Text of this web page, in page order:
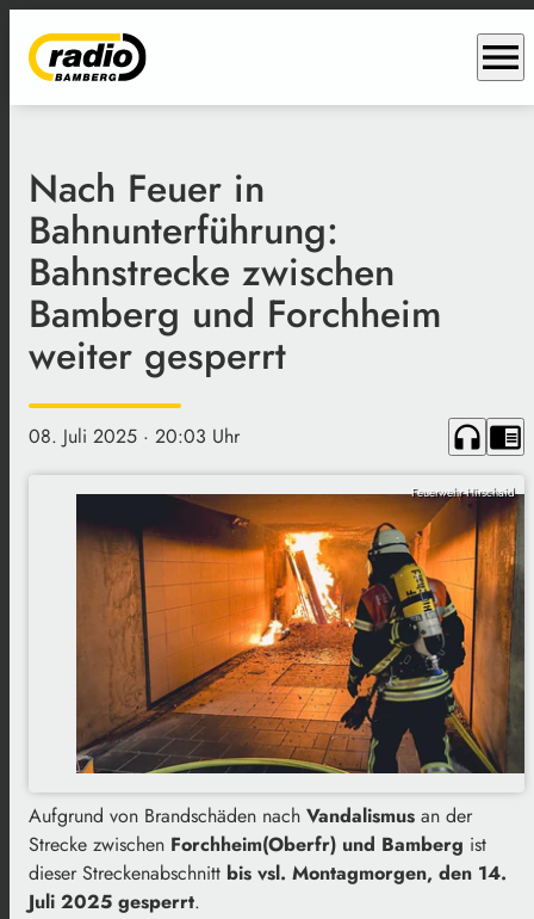
menu
Nach Feuer in
Bahnunterführung:
Bahnstrecke zwischen
Bamberg und Forchheim
weiter gesperrt
08. Juli 2025 · 20:03 Uhr headphones chrome_reader_mode
Feuerwehr Hirschaid
Aufgrund von Brandschäden nach Vandalismus an der
Strecke zwischen Forchheim(Oberfr) und Bamberg ist
dieser Streckenabschnitt bis vsl. Montagmorgen, den 14.
Juli 2025 gesperrt.